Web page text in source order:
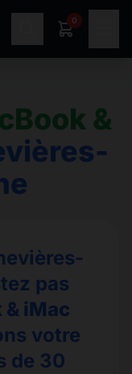
0
&
pas
& iMac
votre
de 30